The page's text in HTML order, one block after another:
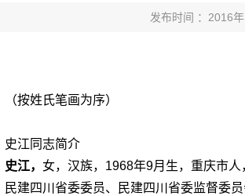
发布时间 ：2016
（按姓氏笔画为序）
史江同志简介
史江， 女，汉族，1968年9月生，重庆市
民建四川省委委员、民建四川省委监督委